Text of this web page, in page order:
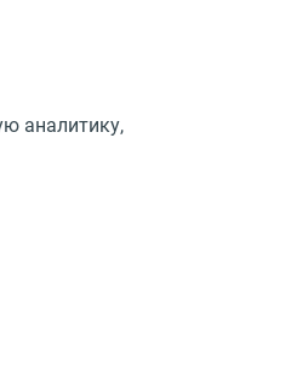
аналитику,